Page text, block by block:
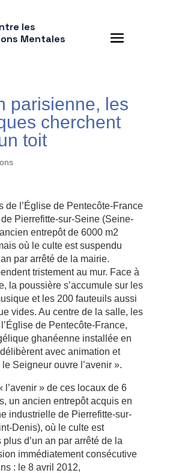
les
Mentales
parisienne, les
cherchent
toit
de l’Église de Pentecôte-France
Pierrefitte-sur-Seine (Seine-
entrepôt de 6000 m2
où le culte est suspendu
par arrêté de la mairie.
tristement au mur. Face à
la poussière s’accumule sur les
et les 200 fauteuils aussi
vides. Au centre de la salle, les
de Pentecôte-France,
ghanéenne installée en
avec animation et
Seigneur ouvre l’avenir ».
l’avenir » de ces locaux de 6
un ancien entrepôt acquis en
industrielle de Pierrefitte-sur-
Denis), où le culte est
d’un an par arrêté de la
immédiatement consécutive
: le 8 avril 2012,